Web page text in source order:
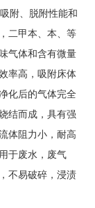
附、脱附性能和
二甲本、本、等
气体和含有微量
率高，吸附床体
化后的气体完全
结而成，具有强
体阻力小，耐高
于废水，废气
不易破碎，浸渍